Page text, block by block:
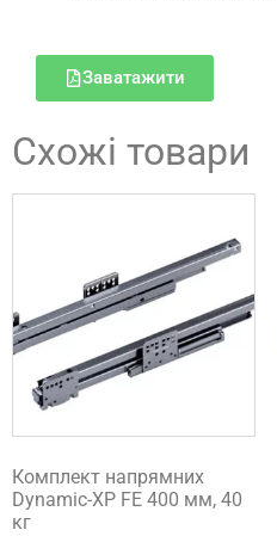
Заватажити
Схожі товари
Комплект напрямних
Dynamic-XP FE 400 мм, 40
кг